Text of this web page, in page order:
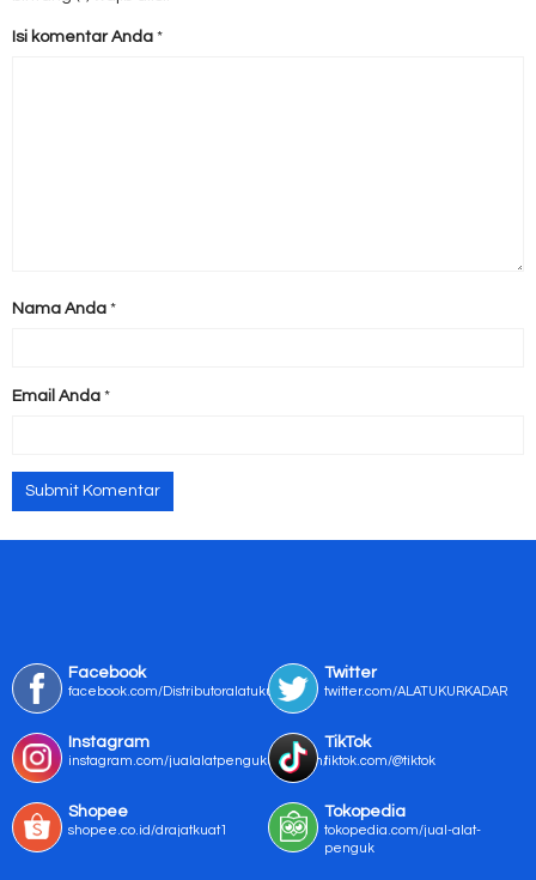
Isi komentar Anda *
Nama Anda *
Email Anda *
Facebook
facebook.com/Distributoralatukur
Twitter
twitter.com/ALATUKURKADAR
Instagram
instagram.com/jualalatpengukurmurah/
TikTok
tiktok.com/@tiktok
Shopee
shopee.co.id/drajatkuat1
Tokopedia
tokopedia.com/jual-alat-
penguk